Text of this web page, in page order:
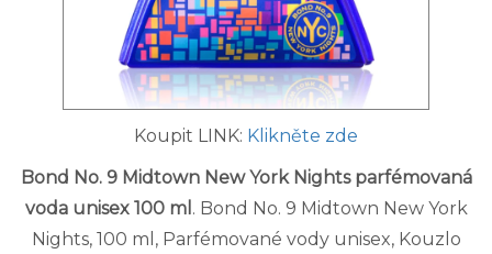
Koupit LINK: Klikněte zde
Bond No. 9 Midtown New York Nights parfémovaná
voda unisex 100 ml . Bond No. 9 Midtown New York
Nights, 100 ml, Parfémované vody unisex, Kouzlo